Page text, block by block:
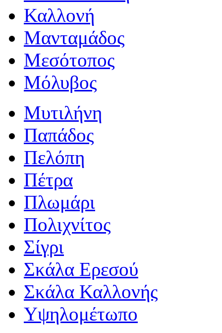
Καλλονή
Μανταμάδος
Μεσότοπος
Μόλυβος
Μυτιλήνη
Παπάδος
Πελόπη
Πέτρα
Πλωμάρι
Πολιχνίτος
Σίγρι
Σκάλα Ερεσού
Σκάλα Καλλονής
Υψηλομέτωπο